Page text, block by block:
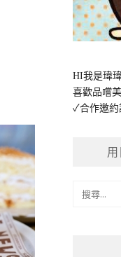
HI我是瑋瑋
喜歡品嚐
✓合作邀約